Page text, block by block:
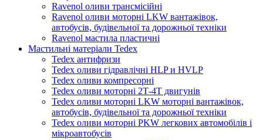
Ravenol оливи трансмісійні
Ravenol оливи моторні LKW вантажівок,
автобусів, будівельної та дорожньої техніки
Ravenol мастила пластичні
Мастильні матеріали Tedex
Tedex антифризи
Tedex оливи гідравлічні HLP и HVLP
Tedex оливи компресорні
Tedex оливи моторні 2Т-4Т двигунів
Tedex оливи моторні LKW моторні вантажівок,
автобусів, будівельної та дорожньої техніки
Tedex оливи моторні PKW легкових автомобілів і
мікроавтобусів